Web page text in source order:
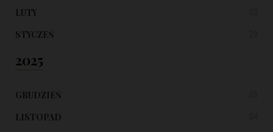
LUTY
STYCZEŃ
2025
GRUDZIEŃ
LISTOPAD